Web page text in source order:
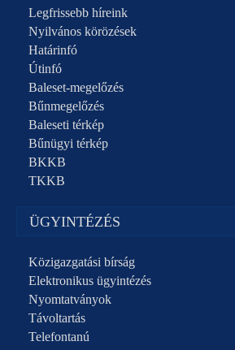
Legfrissebb híreink
Nyilvános körözések
Határinfó
Útinfó
Baleset-megelőzés
Bűnmegelőzés
Baleseti térkép
Bűnügyi térkép
BKKB
TKKB
ÜGYINTÉZÉS
Közigazgatási bírság
Elektronikus ügyintézés
Nyomtatványok
Távoltartás
Telefontanú